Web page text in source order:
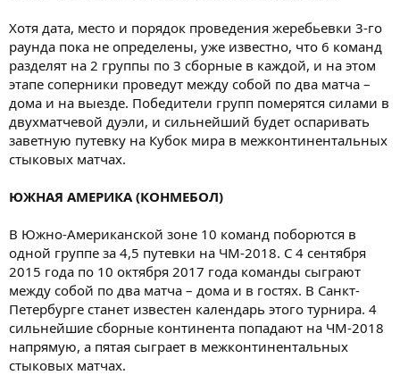
Хотя дата, место и порядок проведения жеребьевки 3-го
раунда пока не определены, уже известно, что 6 команд
разделят на 2 группы по 3 сборные в каждой, и на этом
этапе соперники проведут между собой по два матча –
дома и на выезде. Победители групп померятся силами в
двухматчевой дуэли, и сильнейший будет оспаривать
заветную путевку на Кубок мира в межконтинентальных
стыковых матчах.
ЮЖНАЯ АМЕРИКА (КОНМЕБОЛ)
В Южно-Американской зоне 10 команд поборются в
одной группе за 4,5 путевки на ЧМ-2018. С 4 сентября
2015 года по 10 октября 2017 года команды сыграют
между собой по два матча – дома и в гостях. В Санкт-
Петербурге станет известен календарь этого турнира. 4
сильнейшие сборные континента попадают на ЧМ-2018
напрямую, а пятая сыграет в межконтинентальных
стыковых матчах.